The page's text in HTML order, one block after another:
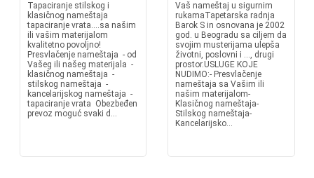
Tapaciranje stilskog i
klasičnog nameštaja
tapaciranje vrata....sa našim
ili vašim materijalom
kvalitetno povoljno!
Presvlačenje nameštaja - od
Vašeg ili našeg materijala -
klasičnog nameštaja -
stilskog nameštaja -
kancelarijskog nameštaja -
tapaciranje vrata Obezbeđen
prevoz moguć svaki d...
Vaš nameštaj u sigurnim
rukamaTapetarska radnja
Barok S in osnovana je 2002
god. u Beogradu sa ciljem da
svojim musterijama ulepša
životni, poslovni i ..., drugi
prostor.USLUGE KOJE
NUDIMO:- Presvlačenje
nameštaja sa Vašim ili
našim materijalom-
Klasičnog nameštaja-
Stilskog nameštaja-
Kancelarijsko...